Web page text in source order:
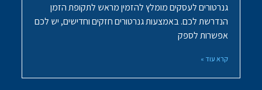
גנרטורים לעסקים מומלץ להזמין מראש לתקופת הזמן
הנדרשת לכם. באמצעות גנרטורים חזקים וחדישים, יש לכם
אפשרות לספק
קרא עוד »